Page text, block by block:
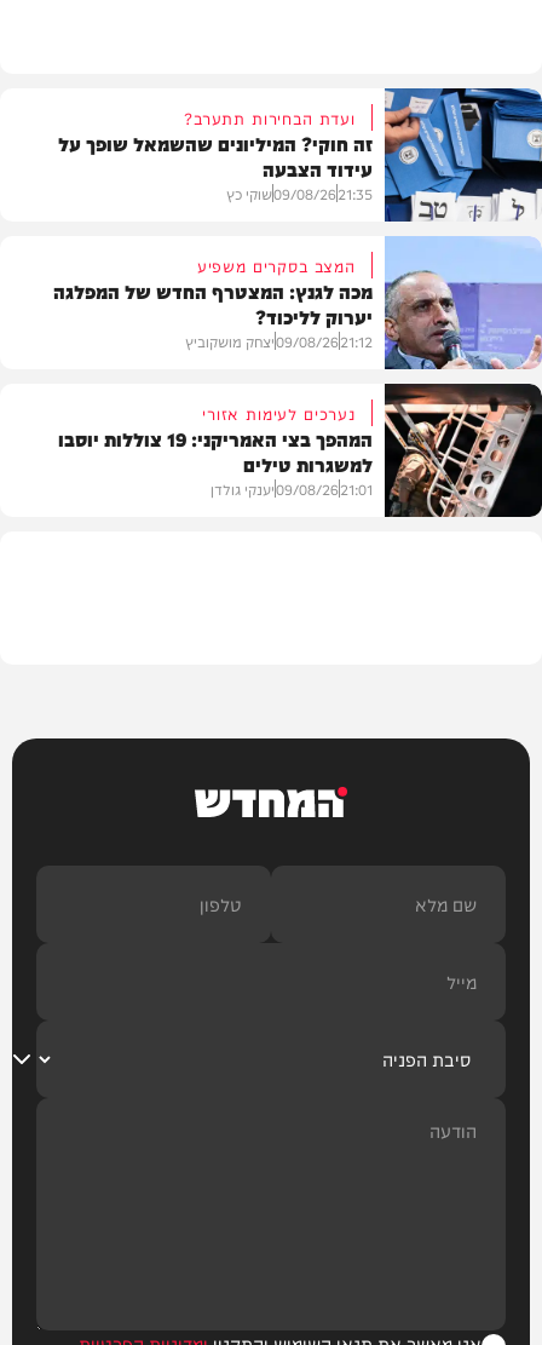
פוליטי
ועדת הבחירות תתערב?
זה חוקי? המיליונים שהשמאל שופך על
עידוד הצבעה
21:35
09/08/26שוקי כץ
פוליטי
המצב בסקרים משפיע
מכה לגנץ: המצטרף החדש של המפלגה
יערוק לליכוד?
21:12
09/08/26יצחק מושקוביץ
נערכים לעימות אזורי
המהפך בצי האמריקני: 19 צוללות יוסבו
למשגרות טילים
21:01
09/08/26יענקי גולדן
המחדש